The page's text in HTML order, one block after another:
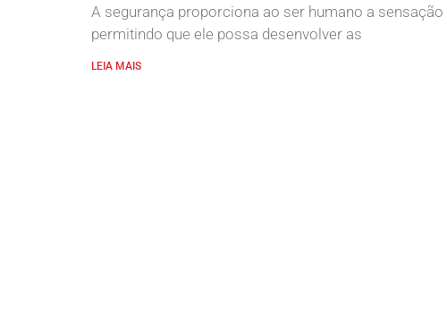
A segurança proporciona ao ser humano a
permitindo que ele possa desenvolver as
LEIA MAIS